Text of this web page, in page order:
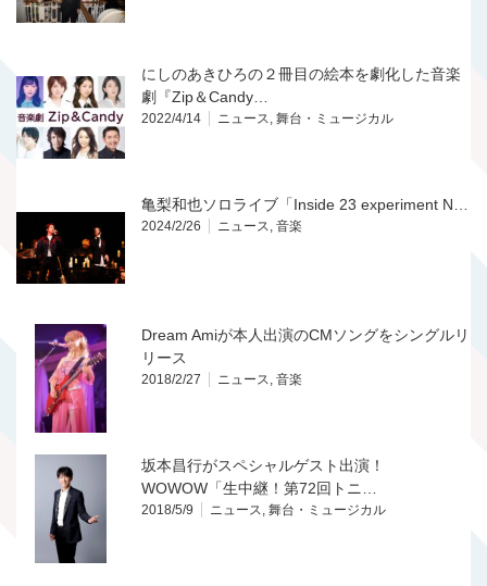
にしのあきひろの２冊目の絵本を劇化した音楽
劇『Zip＆Candy…
2022/4/14 ニュース, 舞台・ミュージカル
亀梨和也ソロライブ「Inside 23 experiment N…
2024/2/26 ニュース, 音楽
Dream Amiが本人出演のCMソングをシングルリ
リース
2018/2/27 ニュース, 音楽
坂本昌行がスペシャルゲスト出演！
WOWOW「生中継！第72回トニ…
2018/5/9 ニュース, 舞台・ミュージカル